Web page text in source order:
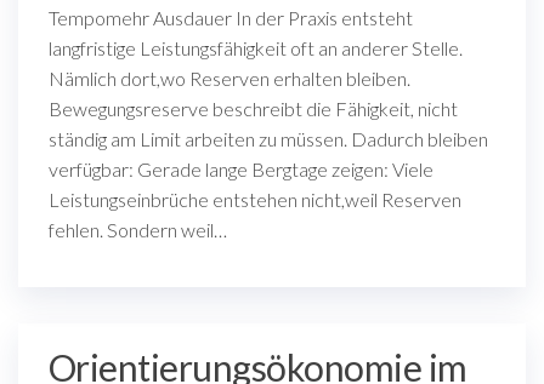
Tempomehr Ausdauer In der Praxis entsteht
langfristige Leistungsfähigkeit oft an anderer Stelle.
Nämlich dort,wo Reserven erhalten bleiben.
Bewegungsreserve beschreibt die Fähigkeit, nicht
ständig am Limit arbeiten zu müssen. Dadurch bleiben
verfügbar: Gerade lange Bergtage zeigen: Viele
Leistungseinbrüche entstehen nicht,weil Reserven
fehlen. Sondern weil…
Orientierungsökonomie im